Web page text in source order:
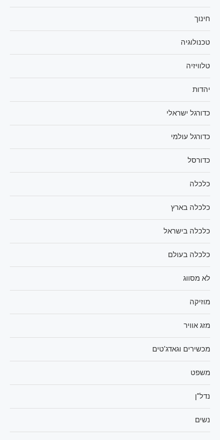
חינוך
טכנולוגיה
טלוויזיה
יהדות
כדורגל ישראלי
כדורגל עולמי
כדורסל
כלכלה
כלכלה בארץ
כלכלה בישראל
כלכלה בעולם
לא מסווג
מוזיקה
מזג אוויר
מכשירים וגאדג'טים
משפט
נדל"ן
נשים